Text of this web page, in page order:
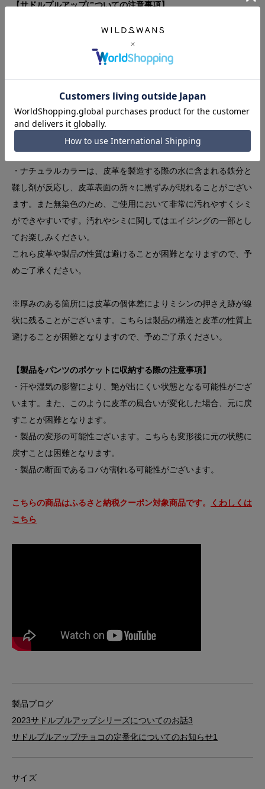
【サドルプルアップについての注意事項】
り顕著に現れる可能性があるため、コバ部分を過度に変形させな
いようご注意ください。
・他の素材に比べて、パーツが密着する箇所にパーツやステッチ
の跡が残ることがあります。
・ナチュラルカラーは、皮革を製造する際の水に含まれる鉄分と
鞣し剤が反応し、皮革表面の所々に黒ずみが現れることがござい
ます。また無染色のため、ご使用において非常に汚れやすくシミ
ができやすいです。汚れやシミに関してはエイジングの一部とし
てお楽しみください。
これら皮革や製品の性質は避けることが困難となりますので、予
めご了承ください。
※厚みのある箇所には皮革の個体差によりミシンの押さえ跡が線
状に残ることがございます。こちらは製品の構造と皮革の性質上
避けることが困難となりますので、予めご了承ください。
【製品をパンツのポケットに収納する際の注意事項】
・汗や湿気の影響により、艶が出にくい状態となる可能性がござ
います。また、このように皮革の風合いが変化した場合、元に戻
すことが困難となります。
・製品の変形の可能性ございます。こちらも変形後に元の状態に
戻すことは困難となります。
・製品の断面であるコバが割れる可能性がございます。
こちらの商品はふるさと納税クーポン対象商品です。
くわしくは
こちら
製品ブログ
2023サドルプルアップシリーズについてのお話3
サドルプルアップ/チョコの定番化についてのお知らせ1
サイズ